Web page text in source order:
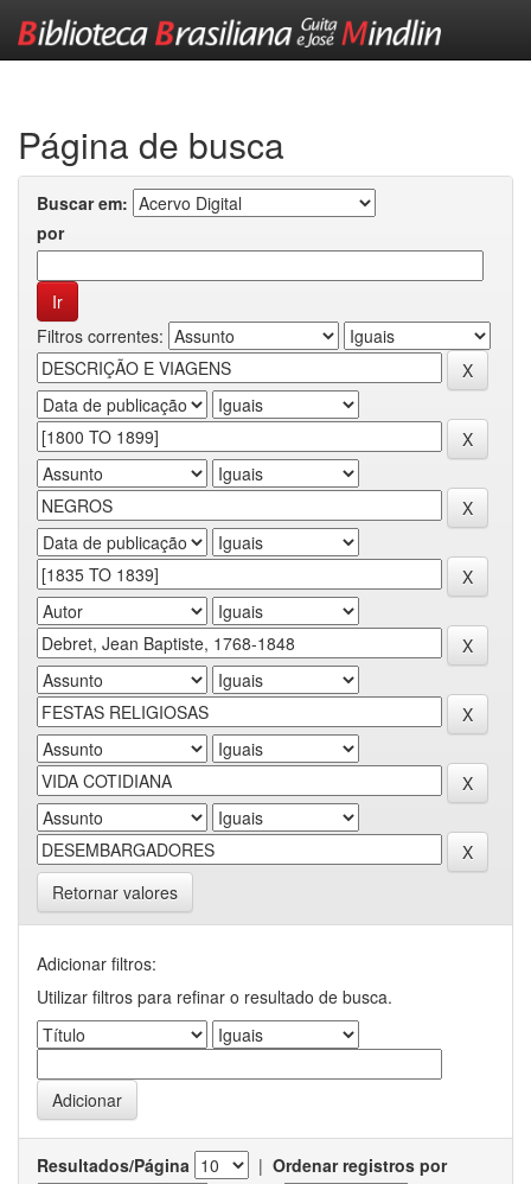
Página de busca
Buscar em:
por
Filtros correntes:
Retornar valores
Adicionar filtros:
Utilizar filtros para refinar o resultado de busca.
Resultados/Página | Ordenar registros por